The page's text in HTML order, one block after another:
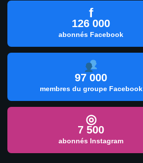
f
126 000
abonnés Facebook
97 000
membres du groupe Facebook
◎
7 500
abonnés Instagram